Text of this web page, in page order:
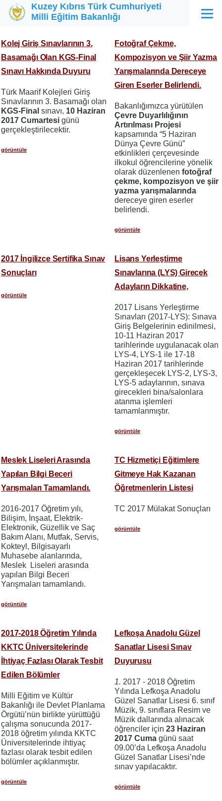
Ana içeriğe atla
Kuzey Kıbrıs Türk Cumhuriyeti
Milli Eğitim Bakanlığı
Menü
Kolej Giriş Sınavlarının 3.
Basamağı Olan KGS-Final
Sınavı Hakkında Duyuru
Türk Maarif Kolejleri Giriş
Sınavlarının 3. Basamağı olan
KGS-Final sınavı, 10 Haziran
2017 Cumartesi günü
gerçekleştirilecektir.
görüntüle
Fotoğraf Çekme,
Kompozisyon ve Şiir Yazma
Yarışmalarında Dereceye
Giren Eserler Belirlendi.
Bakanlığımızca yürütülen
Çevre Duyarlılığının
Artırılması Projesi
kapsamında “5 Haziran
Dünya Çevre Günü”
etkinlikleri çerçevesinde
ilkokul öğrencilerine yönelik
olarak düzenlenen fotoğraf
çekme, kompozisyon ve şiir
yazma yarışmalarında
dereceye giren eserler
belirlendi.
görüntüle
2017 İngilizce Sertifika Sınav
Sonuçları
görüntüle
Lisans Yerleştirme
Sınavlarına (LYS) Girecek
Adayların Dikkatine,
2017 Lisans Yerleştirme
Sınavları (2017-LYS): Sınava
Giriş Belgelerinin edinilmesi,
10-11 Haziran 2017
tarihlerinde uygulanacak olan
LYS-4, LYS-1 ile 17-18
Haziran 2017 tarihlerinde
gerçekleşecek LYS-2, LYS-3,
LYS-5 adaylarının, sınava
girecekleri bina/salonlara
atanma işlemleri
tamamlanmıştır.
görüntüle
Meslek Liseleri Arasında
Yapılan Bilgi Beceri
Yarışmaları Tamamlandı.
2016-2017 Öğretim yılı,
Bilişim, İnşaat, Elektrik-
Elektronik, Güzellik ve Saç
Bakım Alanı, Mutfak, Servis,
Kokteyl, Bilgisayarlı
Muhasebe alanlarında,
Meslek Liseleri arasında
yapılan Bilgi Beceri
Yarışmaları tamamlandı.
görüntüle
TC Hizmetiçi Eğitimlere
Gitmeye Hak Kazanan
Öğretmenlerin Listesi
TC 2017 Mülakat Sonuçları
görüntüle
2017-2018 Öğretim Yılında
KKTC Üniversitelerinde
İhtiyaç Fazlası Olarak Tesbit
Edilen Bölümler
Milli Eğitim ve Kültür
Bakanlığı ile Devlet Planlama
Örgütü’nün birlikte yürüttüğü
çalışma sonucunda 2017-
2018 öğretim yılında KKTC
Üniversitelerinde ihtiyaç
fazlası olarak tesbit edilen
bölümler açıklanmıştır.
görüntüle
Lefkoşa Anadolu Güzel
Sanatlar Lisesi Sınav
Duyurusu
1. 2017 - 2018 Öğretim
Yılında Lefkoşa Anadolu
Güzel Sanatlar Lisesi 6. sınıf
Müzik, 9. sınıflara Resim ve
Müzik dallarında alınacak
öğrenciler için 23 Haziran
2017 Cuma günü saat
09.00’da Lefkoşa Anadolu
Güzel Sanatlar Lisesi’nde
sınav yapılacaktır.
görüntüle